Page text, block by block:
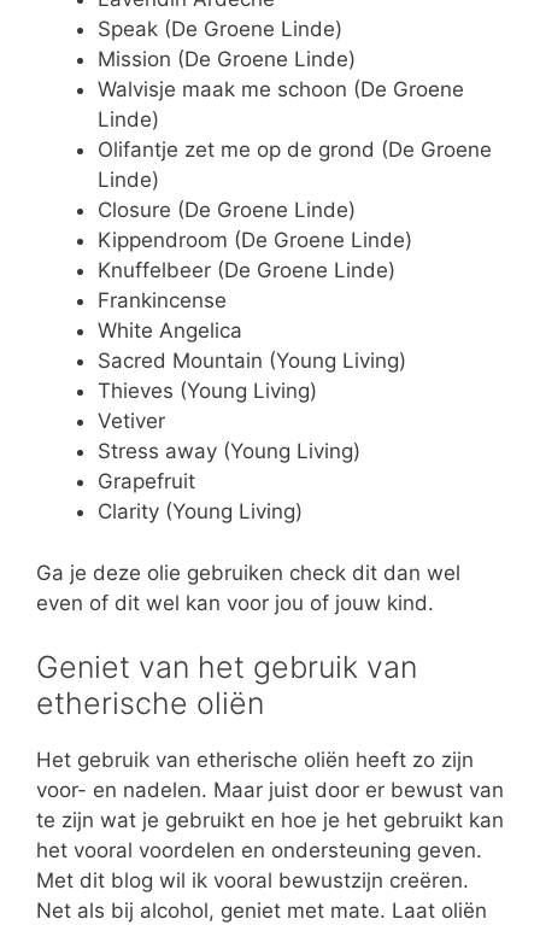
Speak (De Groene Linde)
Mission (De Groene Linde)
Walvisje maak me schoon (De Groene
Linde)
Olifantje zet me op de grond (De Groene
Linde)
Closure (De Groene Linde)
Kippendroom (De Groene Linde)
Knuffelbeer (De Groene Linde)
Frankincense
White Angelica
Sacred Mountain (Young Living)
Thieves (Young Living)
Vetiver
Stress away (Young Living)
Grapefruit
Clarity (Young Living)
Ga je deze olie gebruiken check dit dan wel
even of dit wel kan voor jou of jouw kind.
Geniet van het gebruik van
etherische oliën
Het gebruik van etherische oliën heeft zo zijn
voor- en nadelen. Maar juist door er bewust van
te zijn wat je gebruikt en hoe je het gebruikt kan
het vooral voordelen en ondersteuning geven.
Met dit blog wil ik vooral bewustzijn creëren.
Net als bij alcohol, geniet met mate. Laat oliën